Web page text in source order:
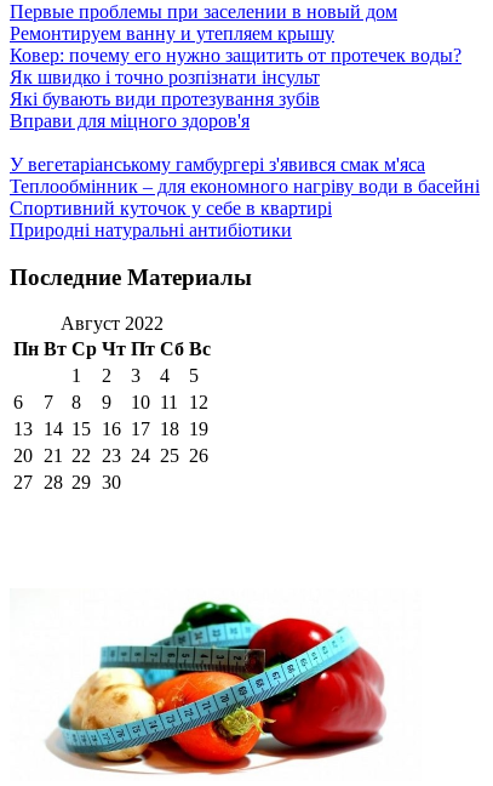
Первые проблемы при заселении в новый дом
Ремонтируем ванну и утепляем крышу
Ковер: почему его нужно защитить от протечек воды?
Як швидко і точно розпізнати інсульт
Які бувають види протезування зубів
Вправи для міцного здоров'я
У вегетаріанському гамбургері з'явився смак м'яса
Теплообмінник – для економного нагріву води в басейні
Спортивний куточок у себе в квартирі
Природні натуральні антибіотики
Последние Материалы
Август 2022
Пн Вт Ср Чт Пт Сб Вс
1
2 3 4
5
6
7 8 9 10 11
12
13 14 15 16 17 18 19
20 21 22 23 24 25 26
27 28 29 30